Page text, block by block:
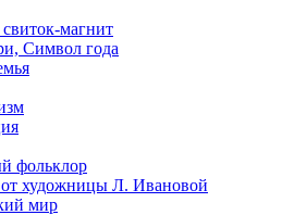
магнит
Символ года
фольклор
художницы Л. Ивановой
мир